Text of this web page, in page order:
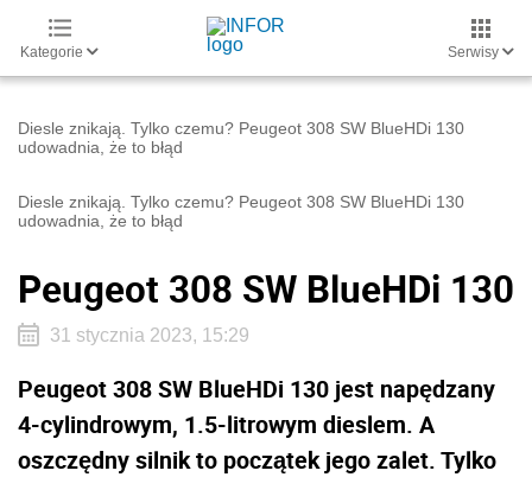
Kategorie Serwisy
Diesle znikają. Tylko czemu? Peugeot 308 SW BlueHDi 130
udowadnia, że to błąd
Diesle znikają. Tylko czemu? Peugeot 308 SW BlueHDi 130
udowadnia, że to błąd
Peugeot 308 SW BlueHDi 130
31 stycznia 2023, 15:29
Peugeot 308 SW BlueHDi 130 jest napędzany
4-cylindrowym, 1.5-litrowym dieslem. A
oszczędny silnik to początek jego zalet. Tylko